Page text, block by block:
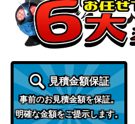
【UA01BT/CGH-1-017】
ル
浦飯 幽助（UR）【UAPR/
YYH-1-038】
バ
ル）【UA38BT/WBK-1-06
0】
バ
緑谷 出久（SR★★★/パラ
レル）【UA10BT/MHA-1-0
見積金額保証
事前のお見積金額を保証。
明確な金額をご提示します。